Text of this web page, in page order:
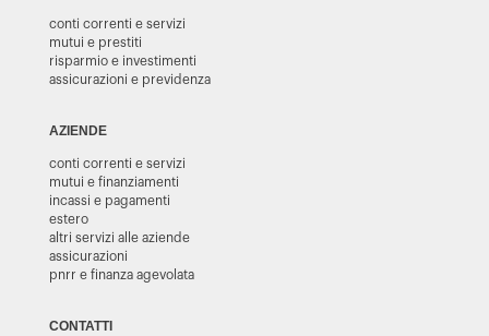
conti correnti e servizi
mutui e prestiti
risparmio e investimenti
assicurazioni e previdenza
AZIENDE
conti correnti e servizi
mutui e finanziamenti
incassi e pagamenti
estero
altri servizi alle aziende
assicurazioni
pnrr e finanza agevolata
CONTATTI